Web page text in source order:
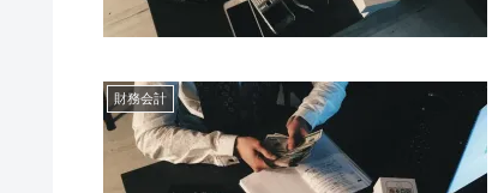
財務会計